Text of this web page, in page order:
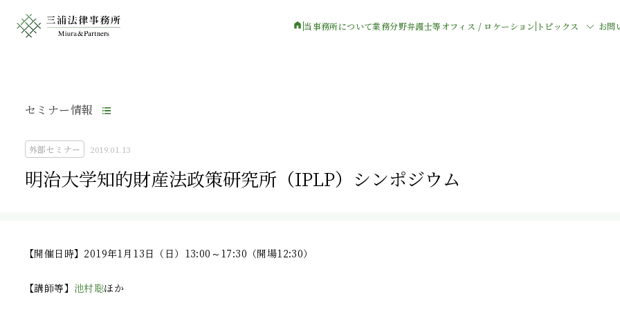
当事務所について業務分野弁護士等オフィス / ロケーション トピックス お問
セミナー情報
外部セミナー 2019.01.13
明治大学知的財産法政策研究所（IPLP）シンポジウム
【開催日時】2019年1月13日（日）13:00～17:30（開場12:30）
【講師等】 池村聡ほか